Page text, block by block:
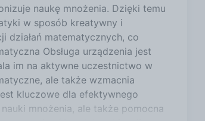
naukę mnożenia. Dzięki temu
w sposób kreatywny i
działań matematycznych, co
Obsługa urządzenia jest
im na aktywne uczestnictwo w
ale także wzmacnia
kluczowe dla efektywnego
mnożenia, ale także pomocna